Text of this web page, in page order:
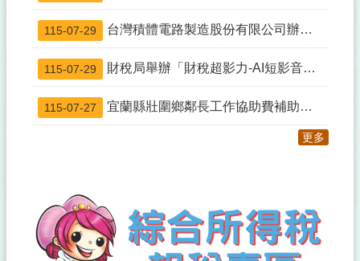
115-07-29 台灣積體電路製造股份有限公司辦理「臺南科學工業園區特定區（開發區塊A）新建半導體廠擴建計畫」環境影響說明書開發行為規劃內容資訊公開資料
115-07-29 財稅局舉辦「財稅超影力-AI短影音比賽」
115-07-27 宜蘭縣壯圍鄉鄰長工作協助費補助作業辦法」發布 令、公告、總說明及逐條說明、條文
更多